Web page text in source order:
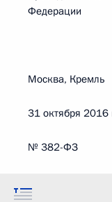
Москва, Кремль
31 октября 2016
№ 382-ФЗ